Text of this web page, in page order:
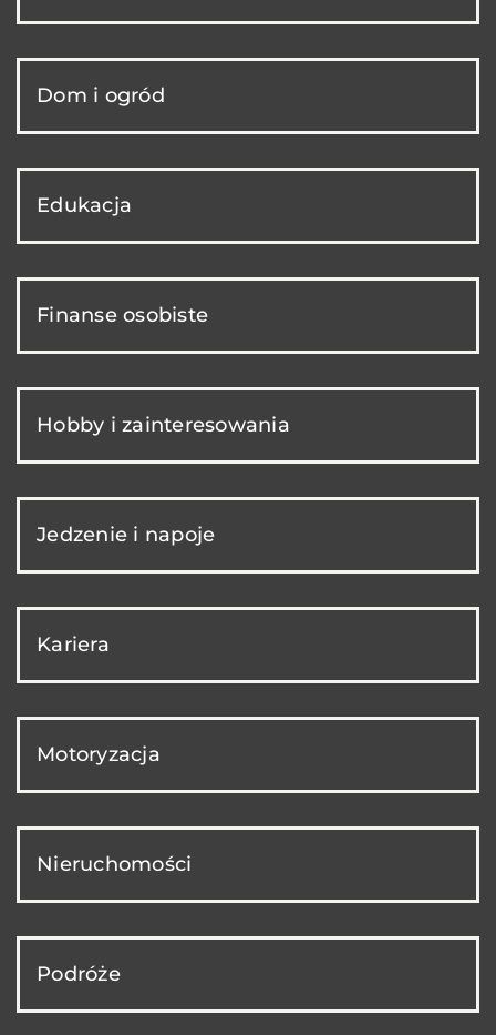
Dom i ogród
Edukacja
Finanse osobiste
Hobby i zainteresowania
Jedzenie i napoje
Kariera
Motoryzacja
Nieruchomości
Podróże